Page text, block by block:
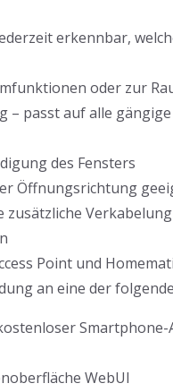
erkennbar,
oder zur
– passt auf alle
des Fensters
Öffnungsrichtung
zusätzliche
Point und
an eine der
WebUI